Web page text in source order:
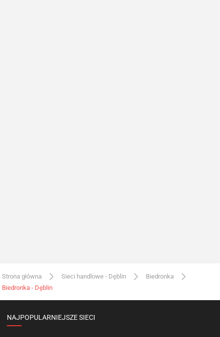
Strona główna Sieci handlowe - Dęblin
Biedronka
Biedronka - Dęblin
NAJPOPULARNIEJSZE SIECI